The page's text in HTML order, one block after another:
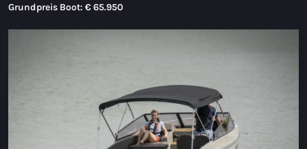
Grundpreis Boot: € 65.950